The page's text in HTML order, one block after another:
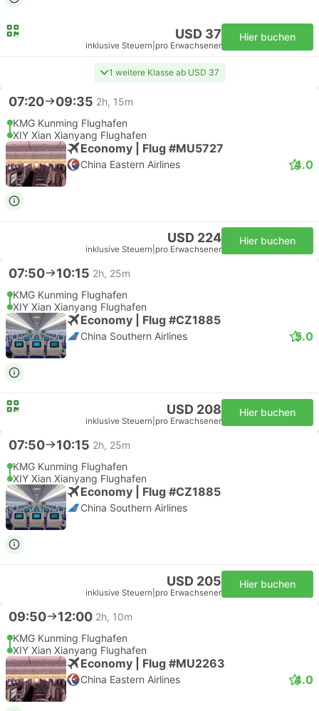
USD 37
inklusive Steuern pro Erwachsener
Hier buchen
1 weitere Klasse ab USD 37
07:20 09:35 2h, 15m
KMG Kunming Flughafen
XIY Xian Xianyang Flughafen
Economy | Flug #MU5727
China Eastern Airlines 4.0
USD 224
inklusive Steuern pro Erwachsener
Hier buchen
07:50 10:15 2h, 25m
KMG Kunming Flughafen
XIY Xian Xianyang Flughafen
Economy | Flug #CZ1885
China Southern Airlines 5.0
USD 208
inklusive Steuern pro Erwachsener
Hier buchen
07:50 10:15 2h, 25m
KMG Kunming Flughafen
XIY Xian Xianyang Flughafen
Economy | Flug #CZ1885
China Southern Airlines
USD 205
inklusive Steuern pro Erwachsener
Hier buchen
09:50 12:00 2h, 10m
KMG Kunming Flughafen
XIY Xian Xianyang Flughafen
Economy | Flug #MU2263
China Eastern Airlines 4.0